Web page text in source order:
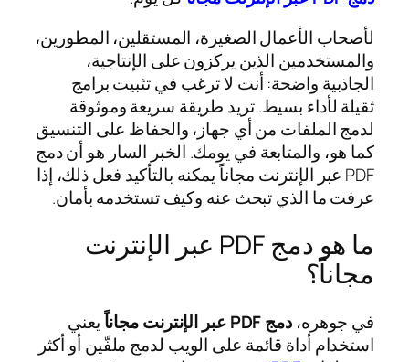
لأصحاب الأعمال الصغيرة، المستقلين، المطورين،
والمستخدمين الذين يركزون على الإنتاجية،
الجاذبية واضحة: أنت لا ترغب في تثبيت برامج
ثقيلة لأداء بسيط. تريد طريقة سريعة وموثوقة
لدمج الملفات من أي جهاز، والحفاظ على التنسيق
كما هو، والمتابعة في يومك. الخبر السار هو أن دمج
PDF عبر الإنترنت مجاناً يمكنه بالتأكيد فعل ذلك، إذا
عرفت ما الذي تبحث عنه وكيف تستخدمه بأمان.
ما هو دمج PDF عبر الإنترنت
مجاناً؟
في جوهره، دمج PDF عبر الإنترنت مجاناً
يعني
استخدام أداة قائمة على الويب لدمج ملفّين أو أكثر